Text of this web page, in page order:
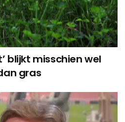
blijkt misschien wel
gras